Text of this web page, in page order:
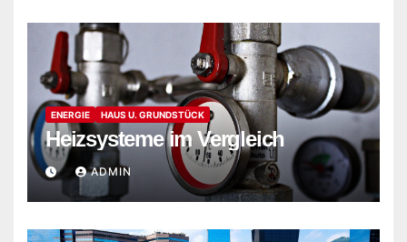
ENERGIE HAUS U. GRUNDSTÜCK
Heizsysteme im Vergleich
ADMIN